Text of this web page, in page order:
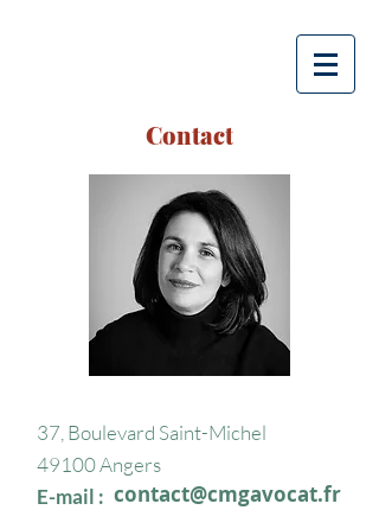
Contact
37, Boulevard Saint-Michel
49100 Angers
E-mail : contact@cmgavocat.fr